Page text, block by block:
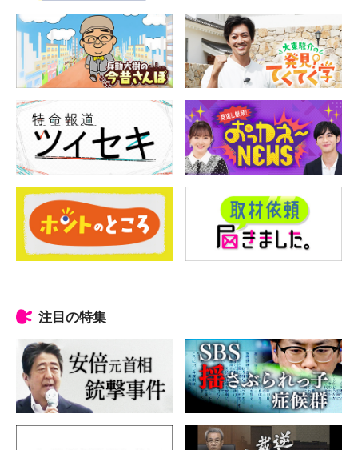
注目の特集